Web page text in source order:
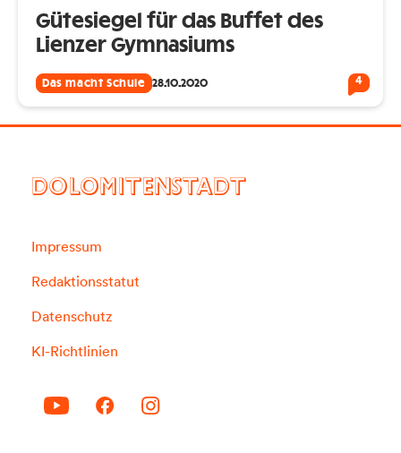
Gütesiegel für das Buffet des
Lienzer Gymnasiums
Das macht Schule 28.10.2020 4
DOLOMITENSTADT
Impressum
Redaktionsstatut
Datenschutz
KI-Richtlinien